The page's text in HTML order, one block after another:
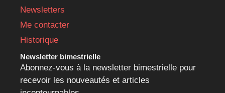
Newsletters
Me contacter
Historique
Newsletter bimestrielle
Abonnez-vous à la newsletter bimestrielle pour
recevoir les nouveautés et articles